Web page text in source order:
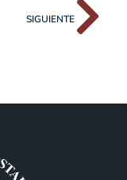
SIGUIENTE